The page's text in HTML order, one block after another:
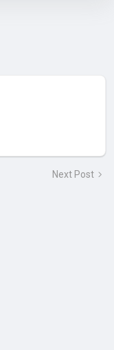
Next Post